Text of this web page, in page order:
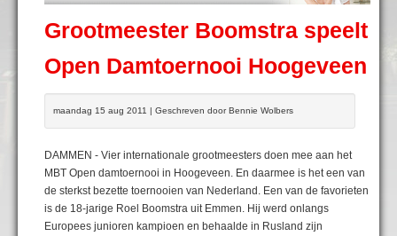
Grootmeester Boomstra speelt
Open Damtoernooi Hoogeveen
maandag 15 aug 2011 | Geschreven door Bennie Wolbers
DAMMEN - Vier internationale grootmeesters doen mee aan het
MBT Open damtoernooi in Hoogeveen. En daarmee is het een van
de sterkst bezette toernooien van Nederland. Een van de favorieten
is de 18-jarige Roel Boomstra uit Emmen. Hij werd onlangs
Europees junioren kampioen en behaalde in Rusland zijn